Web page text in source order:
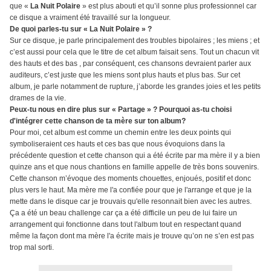
que « La Nuit Polaire » est plus abouti et qu’il sonne plus professionnel car
ce disque a vraiment été travaillé sur la longueur.
De quoi parles-tu sur « La Nuit Polaire » ?
Sur ce disque, je parle principalement des troubles bipolaires ; les miens ; et
c’est aussi pour cela que le titre de cet album faisait sens. Tout un chacun vit
des hauts et des bas , par conséquent, ces chansons devraient parler aux
auditeurs, c’est juste que les miens sont plus hauts et plus bas. Sur cet
album, je parle notamment de rupture, j’aborde les grandes joies et les petits
drames de la vie.
Peux-tu nous en dire plus sur « Partage » ? Pourquoi as-tu choisi
d'intégrer cette chanson de ta mère sur ton album?
Pour moi, cet album est comme un chemin entre les deux points qui
symboliseraient ces hauts et ces bas que nous évoquions dans la
précédente question et cette chanson qui a été écrite par ma mère il y a bien
quinze ans et que nous chantions en famille appelle de très bons souvenirs.
Cette chanson m’évoque des moments chouettes, enjoués, positif et donc
plus vers le haut. Ma mère me l'a confiée pour que je l'arrange et que je la
mette dans le disque car je trouvais qu'elle resonnait bien avec les autres.
Ça a été un beau challenge car ça a été difficile un peu de lui faire un
arrangement qui fonctionne dans tout l'album tout en respectant quand
même la façon dont ma mère l'a écrite mais je trouve qu’on ne s’en est pas
trop mal sorti.